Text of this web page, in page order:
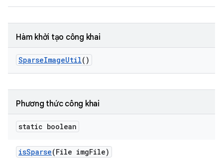
Hàm khởi tạo công khai
SparseImageUtil()
Phương thức công khai
static boolean
isSparse(File imgFile)